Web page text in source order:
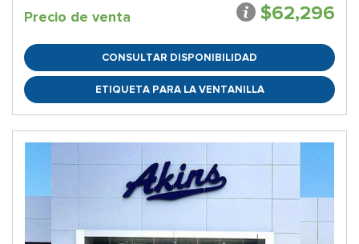
Precio de venta $62,296
CONSULTAR DISPONIBILIDAD
ETIQUETA PARA LA VENTANILLA